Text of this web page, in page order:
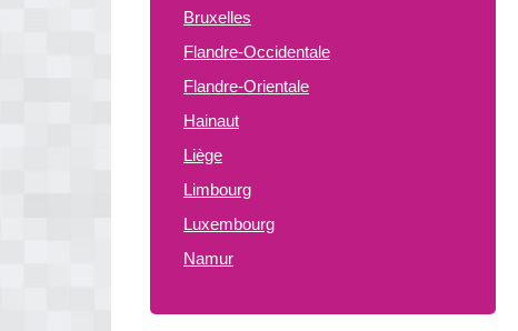
Bruxelles
Flandre-Occidentale
Flandre-Orientale
Hainaut
Liège
Limbourg
Luxembourg
Namur